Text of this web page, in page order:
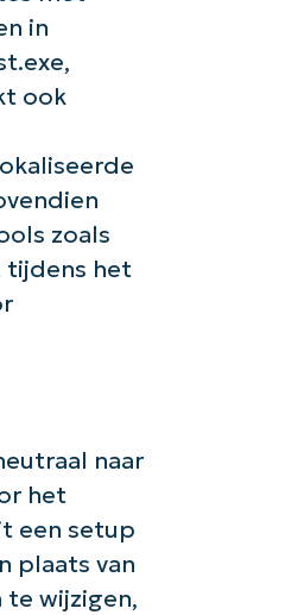
in
ook
zoals
tijdens het
naar
het
een setup
plaats van
wijzigen,
gestuurde KB-analyses!